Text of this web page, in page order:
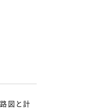
図と計